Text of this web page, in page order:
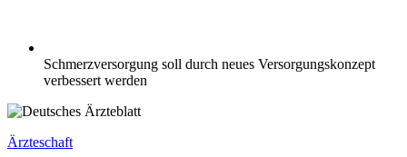
Schmerzversorgung soll durch neues Versorgungskonzept
verbessert werden
Ärzteschaft